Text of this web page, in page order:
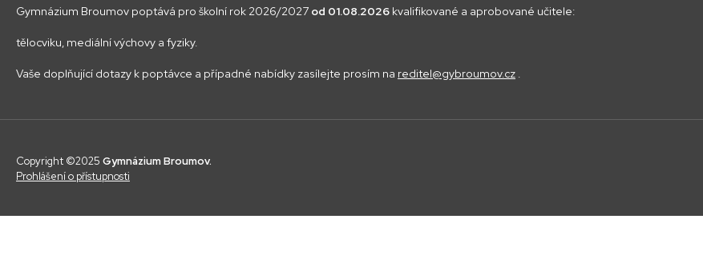
Gymnázium Broumov poptává pro školní rok 2026/2027 od 01.08.2026 kvalifikované a aprobované učitele:
tělocviku, mediální výchovy a fyziky.
Vaše doplňující dotazy k poptávce a případné nabídky zasílejte prosím na reditel@gybroumov.cz .
Copyright ©2025 Gymnázium Broumov.
Prohlášení o přístupnosti